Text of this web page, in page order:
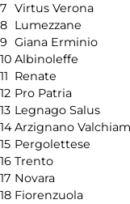
7 Virtus Verona
8 Lumezzane
9 Giana Erminio
10 Albinoleffe
11 Renate
12 Pro Patria
13 Legnago Salus
14Arzignano
15 Pergolettese
16 Trento
17 Novara
18 Fiorenzuola